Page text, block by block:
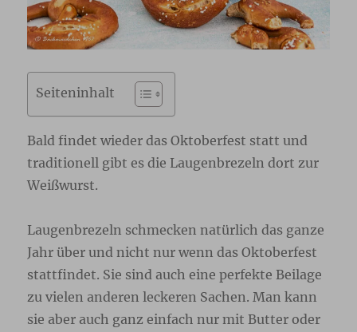
Seiteninhalt
Bald findet wieder das Oktoberfest statt und
traditionell gibt es die Laugenbrezeln dort zur
Weißwurst.
Laugenbrezeln schmecken natürlich das ganze
Jahr über und nicht nur wenn das Oktoberfest
stattfindet. Sie sind auch eine perfekte Beilage
zu vielen anderen leckeren Sachen. Man kann
sie aber auch ganz einfach nur mit Butter oder